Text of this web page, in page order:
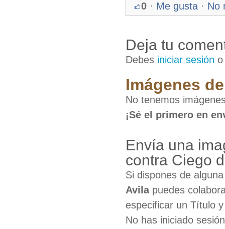
0 · Me gusta · No
Deja tu
Debes iniciar sesión
Imágenes
No tenemos
¡Sé el primero en
Envía una
contra Ciego
Si dispones de
Avilapuedes
especificar un Título
No has iniciado